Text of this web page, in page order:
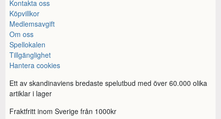
Kontakta oss
Köpvillkor
Medlemsavgift
Om oss
Spellokalen
Tillgänglighet
Hantera cookies
Ett av skandinaviens bredaste spelutbud med över 60.000 olika
artiklar i lager
Fraktfritt inom Sverige från 1000kr